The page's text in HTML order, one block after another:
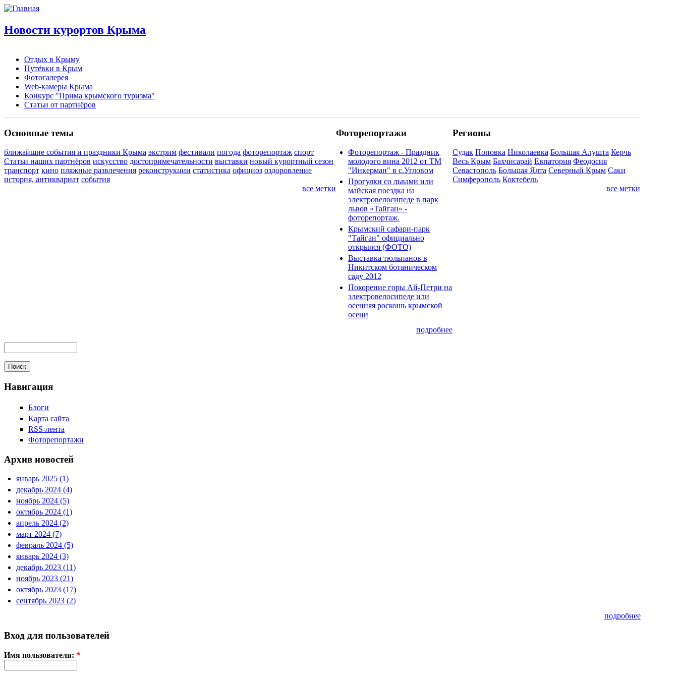
Новости курортов Крыма
Отдых в Крыму
Путёвки в Крым
Фотогалерея
Web-камеры Крыма
Конкурс "Прима крымского туризма"
Статьи от партнёров
Основные темы
ближайшие события и праздники Крыма экстрим фестивали погода фоторепортаж спорт
Статьи наших партнёров искусство достопримечательности выставки новый курортный сезон
транспорт кино пляжные развлечения реконструкции статистика официоз оздоровление
история, антиквариат события
все метки
Фоторепортажи
Фоторепортаж - Праздник
молодого вина 2012 от ТМ
"Инкерман" в с.Угловом
Прогулки cо львами или
майская поездка на
электровелосипеде в парк
львов «Тайган» -
фоторепортаж.
Крымский сафари-парк
"Тайган" официально
открылся (ФОТО)
Выставка тюльпанов в
Никитском ботаническом
саду 2012
Покорение горы Ай-Петри на
электровелосипеде или
осенняя роскошь крымской
осени
подробнее
Регионы
Судак Поповка Николаевка Большая Алушта Керчь
Весь Крым Бахчисарай Евпатория Феодосия
Севастополь Большая Ялта Северный Крым Саки
Симферополь Коктебель
все метки
Навигация
Блоги
Карта сайта
RSS-лента
Фоторепортажи
Архив новостей
январь 2025 (1)
декабрь 2024 (4)
ноябрь 2024 (5)
октябрь 2024 (1)
апрель 2024 (2)
март 2024 (7)
февраль 2024 (5)
январь 2024 (3)
декабрь 2023 (11)
ноябрь 2023 (21)
октябрь 2023 (17)
сентябрь 2023 (2)
подробнее
Вход для пользователей
Имя пользователя: *